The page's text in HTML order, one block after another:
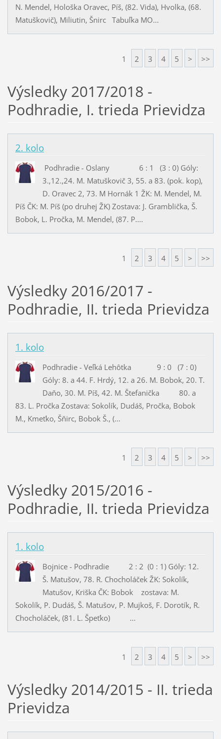
N. Mendel, Hološka Oravec, Píš, (82. Vida), Hvolka, (68.
Matuškovič), Miliutin, Šnirc Tabuľka MO...
1 2 3 4 5 > >>
Výsledky 2017/2018 -
Podhradie, I. trieda Prievidza
2. kolo
Podhradie - Oslany 6 : 1 (3 : 0) Góly:
3.,12.,24. M. Matuškovič 3, 55. a 83. (pok. kop),
D. Oravec 2, 73. M Hornák 1 ŽK: M. Mendel, M.
Píš ČK: M. Píš (po druhej ŽK) Zostava: J. Gramblička, Š.
Bobok, L. Pročka, M. Mendel, (87. P....
1 2 3 4 5 > >>
Výsledky 2016/2017 -
Podhradie, II. trieda Prievidza
1. kolo
Podhradie - Veľká Lehôtka 9 : 0 (7 : 0)
Góly: 8. a 44. F. Hrdý, 12. a 26. M. Bobok, 20. T.
Daňo, 30. M. Píš, 42. M. Štefanička 80. a
83. L. Pročka Zostava: Sokolík, Dudáš, Pročka, Bobok
M., Kmeťko, Šňirc, Bobok Š., (...
1 2 3 4 5 > >>
Výsledky 2015/2016 -
Podhradie, II. trieda Prievidza
1. kolo
Bojnice - Podhradie 2 : 2 (0 : 1) Góly: 12.
Š. Matušov, 78. R. Chocholáček ŽK: Sokolík,
Matušov, Kriška ČK: Bobok zostava: M.
Sokolík, P. Dudáš, Š. Matušov, P. Mujkoš, F. Dorotík, R.
Chocholáček, (81. L. Špeťko) ...
1 2 3 4 5 > >>
Výsledky 2014/2015 - II. trieda
Prievidza